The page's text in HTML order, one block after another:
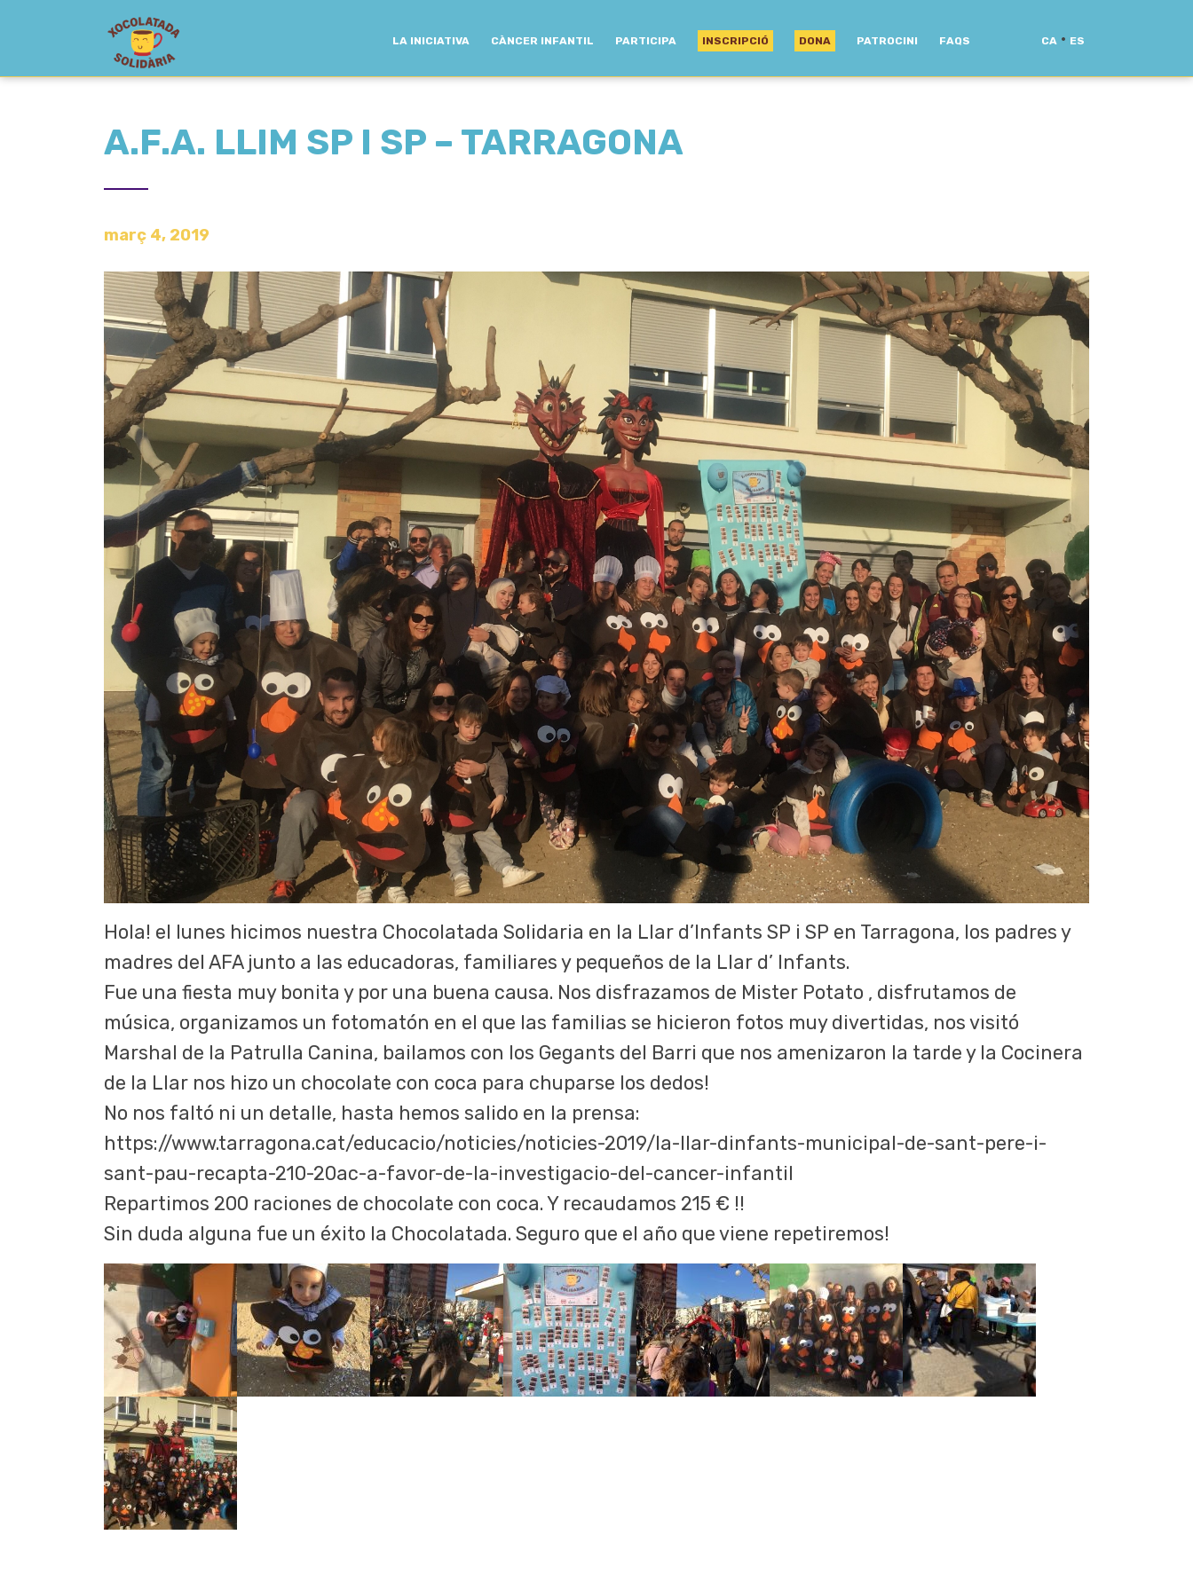
LA INICIATIVA CÀNCER INFANTIL PARTICIPA INSCRIPCIÓ DONA PATROCINI FAQS CA · ES
A.F.A. LLIM SP I SP – TARRAGONA
març 4, 2019
Hola! el lunes hicimos nuestra Chocolatada Solidaria en la Llar d’Infants SP i SP en Tarragona, los padres y
madres del AFA junto a las educadoras, familiares y pequeños de la Llar d’ Infants.
Fue una fiesta muy bonita y por una buena causa. Nos disfrazamos de Mister Potato , disfrutamos de
música, organizamos un fotomatón en el que las familias se hicieron fotos muy divertidas, nos visitó
Marshal de la Patrulla Canina, bailamos con los Gegants del Barri que nos amenizaron la tarde y la Cocinera
de la Llar nos hizo un chocolate con coca para chuparse los dedos!
No nos faltó ni un detalle, hasta hemos salido en la prensa:
https://www.tarragona.cat/educacio/noticies/noticies-2019/la-llar-dinfants-municipal-de-sant-pere-i-
sant-pau-recapta-210-20ac-a-favor-de-la-investigacio-del-cancer-infantil
Repartimos 200 raciones de chocolate con coca. Y recaudamos 215 € !!
Sin duda alguna fue un éxito la Chocolatada. Seguro que el año que viene repetiremos!